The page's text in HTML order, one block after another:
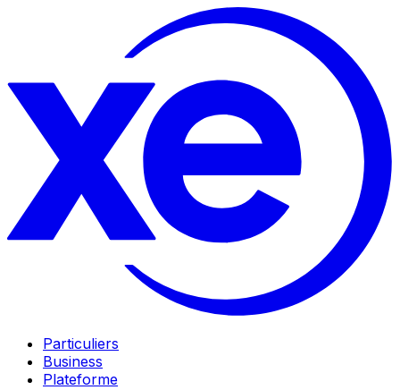
Particuliers
Business
Plateforme